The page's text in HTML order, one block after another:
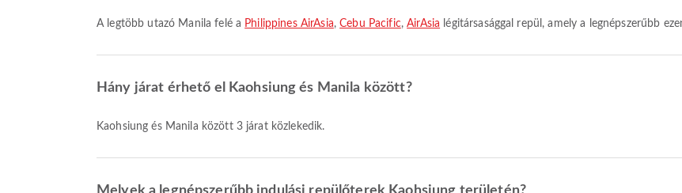
A legtöbb utazó Manila felé a Philippines AirAsia,Cebu Pacific,AirAsia légitársasággal repül, amely a legnépszerűbb
Hány járat érhető el Kaohsiung és Manila között?
Kaohsiung és Manila között 3 járat közlekedik.